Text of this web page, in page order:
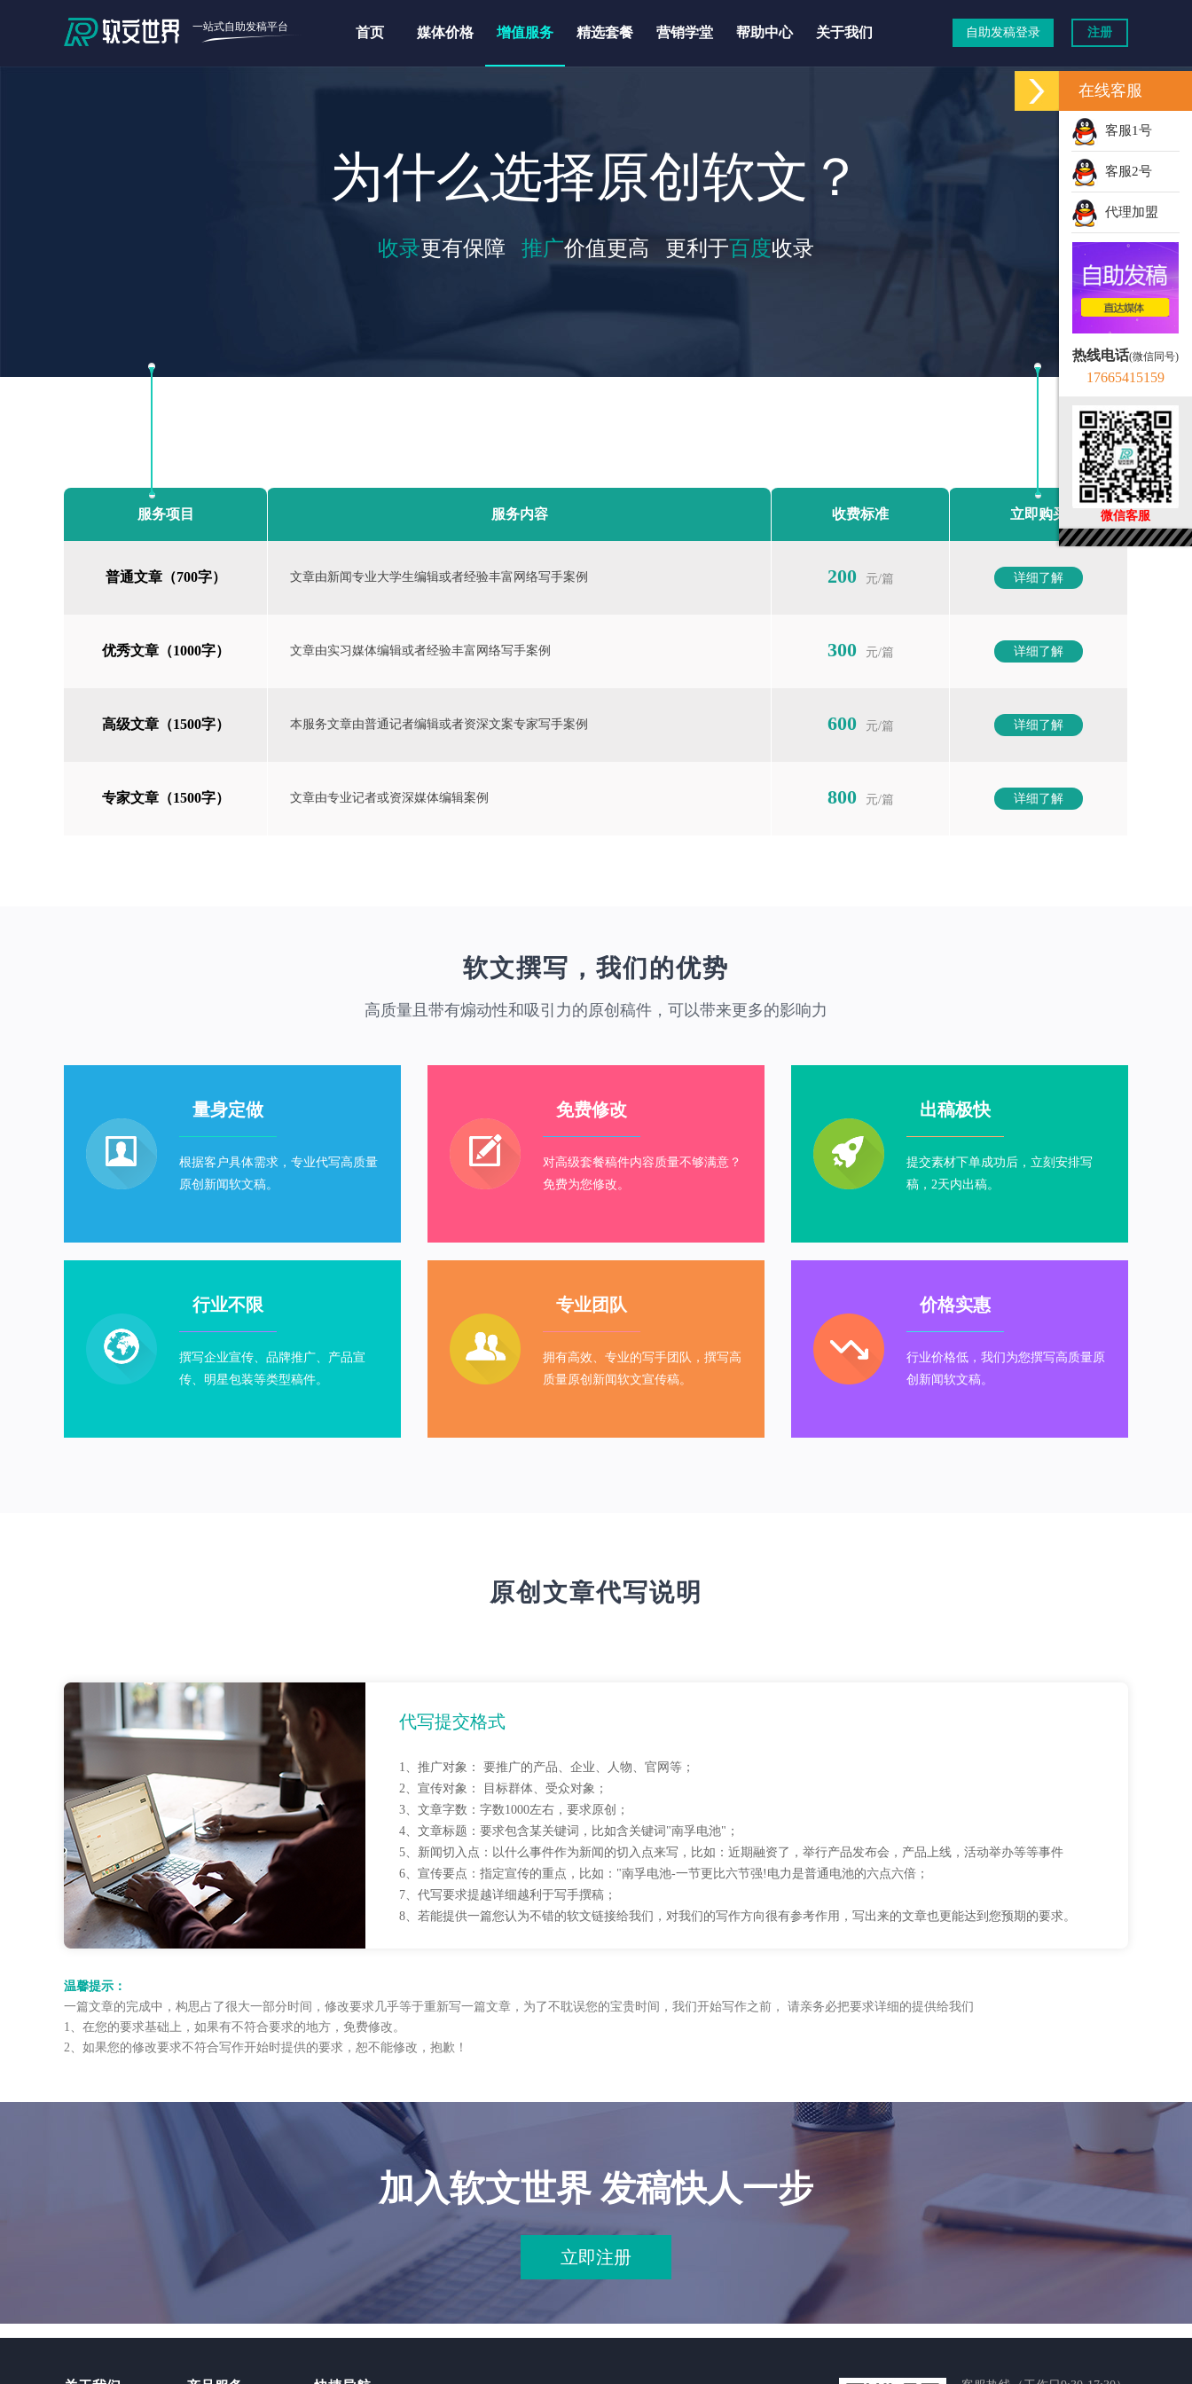
一站式自助发稿平台 首页 媒体价格 增值服务 精选套餐 营销学堂 帮助中心 关于我们 自助发稿登录 注册
为什么选择原创软文？
收录更有保障 推广价值更高 更利于百度收录
服务项目 服务内容 收费标准 立即购买
普通文章（700字） 文章由新闻专业大学生编辑或者经验丰富网络写手案例 200 元/篇 详细了解
优秀文章（1000字） 文章由实习媒体编辑或者经验丰富网络写手案例 300 元/篇 详细了解
高级文章（1500字） 本服务文章由普通记者编辑或者资深文案专家写手案例 600 元/篇 详细了解
专家文章（1500字） 文章由专业记者或资深媒体编辑案例 800 元/篇 详细了解
软文撰写，我们的优势
高质量且带有煽动性和吸引力的原创稿件，可以带来更多的影响力
量身定做
根据客户具体需求，专业代写高质量
原创新闻软文稿。
免费修改
对高级套餐稿件内容质量不够满意？
免费为您修改。
出稿极快
提交素材下单成功后，立刻安排写
稿，2天内出稿。
行业不限
撰写企业宣传、品牌推广、产品宣
传、明星包装等类型稿件。
专业团队
拥有高效、专业的写手团队，撰写高
质量原创新闻软文宣传稿。
价格实惠
行业价格低，我们为您撰写高质量原
创新闻软文稿。
原创文章代写说明
代写提交格式
1、推广对象： 要推广的产品、企业、人物、官网等；
2、宣传对象： 目标群体、受众对象；
3、文章字数：字数1000左右，要求原创；
4、文章标题：要求包含某关键词，比如含关键词"南孚电池"；
5、新闻切入点：以什么事件作为新闻的切入点来写，比如：近期融资了，举行产品发布会，产品上线，活动举办等等事件
6、宣传要点：指定宣传的重点，比如："南孚电池-一节更比六节强!电力是普通电池的六点六倍；
7、代写要求提越详细越利于写手撰稿；
8、若能提供一篇您认为不错的软文链接给我们，对我们的写作方向很有参考作用，写出来的文章也更能达到您预期的要求。
温馨提示：
一篇文章的完成中，构思占了很大一部分时间，修改要求几乎等于重新写一篇文章，为了不耽误您的宝贵时间，我们开始写作之前， 请亲务必把要求详细的提供给我们
1、在您的要求基础上，如果有不符合要求的地方，免费修改。
2、如果您的修改要求不符合写作开始时提供的要求，恕不能修改，抱歉！
加入软文世界 发稿快人一步
立即注册
在线客服
客服1号
客服2号
代理加盟
热线电话(微信同号)
17665415159
微信客服